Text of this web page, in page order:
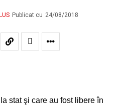
Publicat cu 24/08/2018
stat şi care au fost libere în